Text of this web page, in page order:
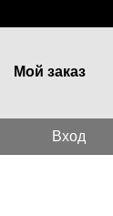
Мой заказ
Вход